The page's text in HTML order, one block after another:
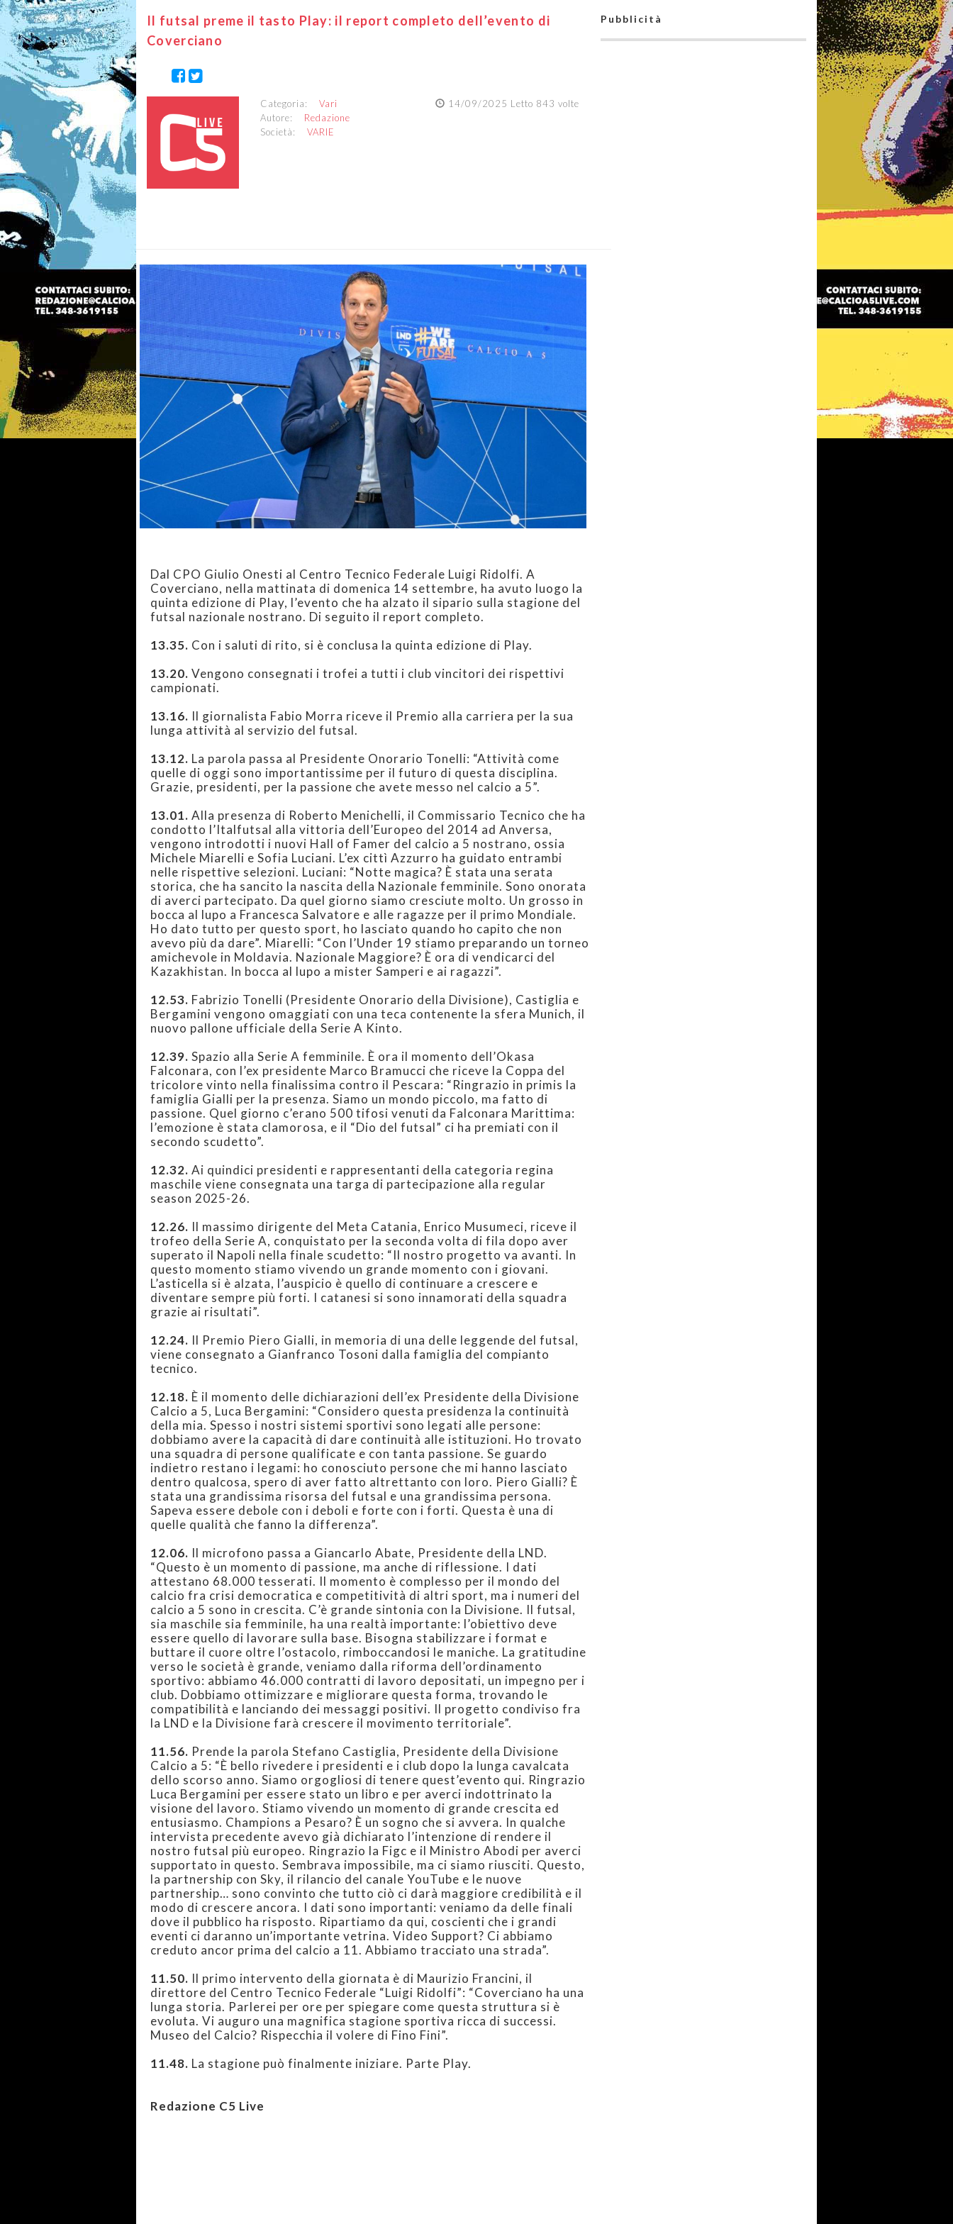
Il futsal preme il tasto Play: il report completo dell’evento di
Coverciano
14/09/2025 Letto 843 volte
Categoria: Vari
Autore: Redazione
Società: VARIE
Dal CPO Giulio Onesti al Centro Tecnico Federale Luigi Ridolfi. A
Coverciano, nella mattinata di domenica 14 settembre, ha avuto luogo la
quinta edizione di Play, l’evento che ha alzato il sipario sulla stagione del
futsal nazionale nostrano. Di seguito il report completo.
13.35. Con i saluti di rito, si è conclusa la quinta edizione di Play.
13.20. Vengono consegnati i trofei a tutti i club vincitori dei rispettivi
campionati.
13.16. Il giornalista Fabio Morra riceve il Premio alla carriera per la sua
lunga attività al servizio del futsal.
13.12. La parola passa al Presidente Onorario Tonelli: “Attività come
quelle di oggi sono importantissime per il futuro di questa disciplina.
Grazie, presidenti, per la passione che avete messo nel calcio a 5”.
13.01. Alla presenza di Roberto Menichelli, il Commissario Tecnico che ha
condotto l’Italfutsal alla vittoria dell’Europeo del 2014 ad Anversa,
vengono introdotti i nuovi Hall of Famer del calcio a 5 nostrano, ossia
Michele Miarelli e Sofia Luciani. L’ex cittì Azzurro ha guidato entrambi
nelle rispettive selezioni. Luciani: “Notte magica? È stata una serata
storica, che ha sancito la nascita della Nazionale femminile. Sono onorata
di averci partecipato. Da quel giorno siamo cresciute molto. Un grosso in
bocca al lupo a Francesca Salvatore e alle ragazze per il primo Mondiale.
Ho dato tutto per questo sport, ho lasciato quando ho capito che non
avevo più da dare”. Miarelli: “Con l’Under 19 stiamo preparando un torneo
amichevole in Moldavia. Nazionale Maggiore? È ora di vendicarci del
Kazakhistan. In bocca al lupo a mister Samperi e ai ragazzi”.
12.53. Fabrizio Tonelli (Presidente Onorario della Divisione), Castiglia e
Bergamini vengono omaggiati con una teca contenente la sfera Munich, il
nuovo pallone ufficiale della Serie A Kinto.
12.39. Spazio alla Serie A femminile. È ora il momento dell’Okasa
Falconara, con l’ex presidente Marco Bramucci che riceve la Coppa del
tricolore vinto nella finalissima contro il Pescara: “Ringrazio in primis la
famiglia Gialli per la presenza. Siamo un mondo piccolo, ma fatto di
passione. Quel giorno c’erano 500 tifosi venuti da Falconara Marittima:
l’emozione è stata clamorosa, e il “Dio del futsal” ci ha premiati con il
secondo scudetto”.
12.32. Ai quindici presidenti e rappresentanti della categoria regina
maschile viene consegnata una targa di partecipazione alla regular
season 2025-26.
12.26. Il massimo dirigente del Meta Catania, Enrico Musumeci, riceve il
trofeo della Serie A, conquistato per la seconda volta di fila dopo aver
superato il Napoli nella finale scudetto: “Il nostro progetto va avanti. In
questo momento stiamo vivendo un grande momento con i giovani.
L’asticella si è alzata, l’auspicio è quello di continuare a crescere e
diventare sempre più forti. I catanesi si sono innamorati della squadra
grazie ai risultati”.
12.24. Il Premio Piero Gialli, in memoria di una delle leggende del futsal,
viene consegnato a Gianfranco Tosoni dalla famiglia del compianto
tecnico.
12.18. È il momento delle dichiarazioni dell’ex Presidente della Divisione
Calcio a 5, Luca Bergamini: “Considero questa presidenza la continuità
della mia. Spesso i nostri sistemi sportivi sono legati alle persone:
dobbiamo avere la capacità di dare continuità alle istituzioni. Ho trovato
una squadra di persone qualificate e con tanta passione. Se guardo
indietro restano i legami: ho conosciuto persone che mi hanno lasciato
dentro qualcosa, spero di aver fatto altrettanto con loro. Piero Gialli? È
stata una grandissima risorsa del futsal e una grandissima persona.
Sapeva essere debole con i deboli e forte con i forti. Questa è una di
quelle qualità che fanno la differenza”.
12.06. Il microfono passa a Giancarlo Abate, Presidente della LND.
“Questo è un momento di passione, ma anche di riflessione. I dati
attestano 68.000 tesserati. Il momento è complesso per il mondo del
calcio fra crisi democratica e competitività di altri sport, ma i numeri del
calcio a 5 sono in crescita. C’è grande sintonia con la Divisione. Il futsal,
sia maschile sia femminile, ha una realtà importante: l’obiettivo deve
essere quello di lavorare sulla base. Bisogna stabilizzare i format e
buttare il cuore oltre l’ostacolo, rimboccandosi le maniche. La gratitudine
verso le società è grande, veniamo dalla riforma dell’ordinamento
sportivo: abbiamo 46.000 contratti di lavoro depositati, un impegno per i
club. Dobbiamo ottimizzare e migliorare questa forma, trovando le
compatibilità e lanciando dei messaggi positivi. Il progetto condiviso fra
la LND e la Divisione farà crescere il movimento territoriale”.
11.56. Prende la parola Stefano Castiglia, Presidente della Divisione
Calcio a 5: “È bello rivedere i presidenti e i club dopo la lunga cavalcata
dello scorso anno. Siamo orgogliosi di tenere quest’evento qui. Ringrazio
Luca Bergamini per essere stato un libro e per averci indottrinato la
visione del lavoro. Stiamo vivendo un momento di grande crescita ed
entusiasmo. Champions a Pesaro? È un sogno che si avvera. In qualche
intervista precedente avevo già dichiarato l’intenzione di rendere il
nostro futsal più europeo. Ringrazio la Figc e il Ministro Abodi per averci
supportato in questo. Sembrava impossibile, ma ci siamo riusciti. Questo,
la partnership con Sky, il rilancio del canale YouTube e le nuove
partnership… sono convinto che tutto ciò ci darà maggiore credibilità e il
modo di crescere ancora. I dati sono importanti: veniamo da delle finali
dove il pubblico ha risposto. Ripartiamo da qui, coscienti che i grandi
eventi ci daranno un’importante vetrina. Video Support? Ci abbiamo
creduto ancor prima del calcio a 11. Abbiamo tracciato una strada”.
11.50. Il primo intervento della giornata è di Maurizio Francini, il
direttore del Centro Tecnico Federale “Luigi Ridolfi”: “Coverciano ha una
lunga storia. Parlerei per ore per spiegare come questa struttura si è
evoluta. Vi auguro una magnifica stagione sportiva ricca di successi.
Museo del Calcio? Rispecchia il volere di Fino Fini”.
11.48. La stagione può finalmente iniziare. Parte Play.
Redazione C5 Live
Pubblicità